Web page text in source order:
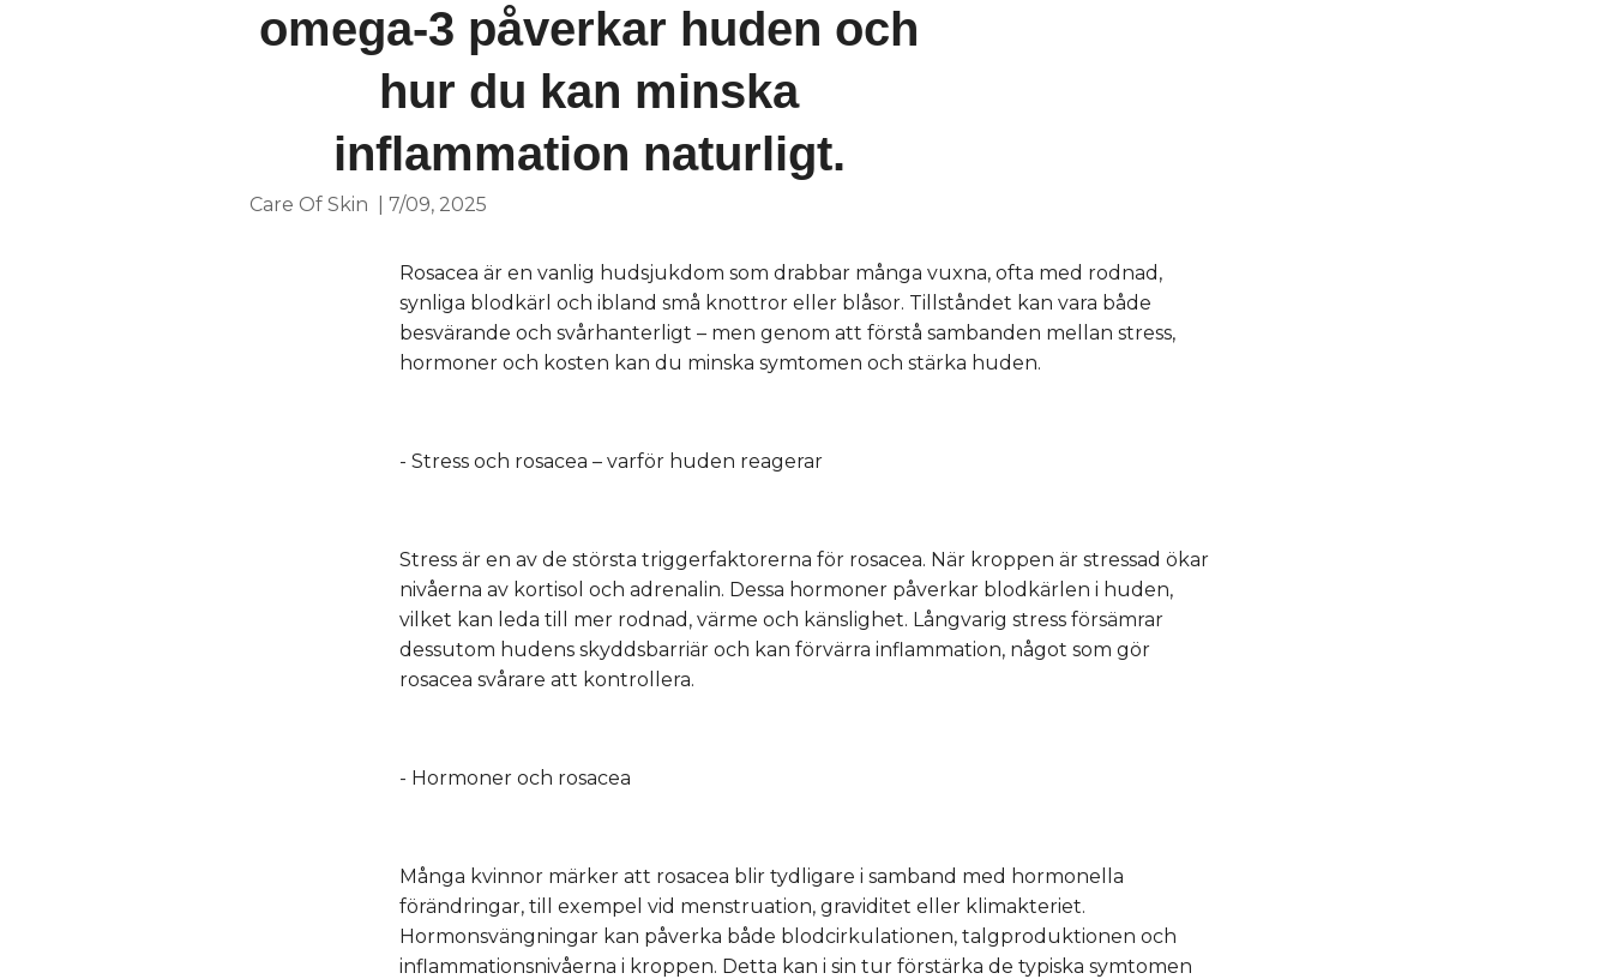
omega-3 påverkar huden och
hur du kan minska
inflammation naturligt.
Care Of Skin 7/09, 2025
Rosacea är en vanlig hudsjukdom som drabbar många vuxna, ofta med rodnad,
synliga blodkärl och ibland små knottror eller blåsor. Tillståndet kan vara både
besvärande och svårhanterligt – men genom att förstå sambanden mellan stress,
hormoner och kosten kan du minska symtomen och stärka huden.
- Stress och rosacea – varför huden reagerar
Stress är en av de största triggerfaktorerna för rosacea. När kroppen är stressad ökar
nivåerna av kortisol och adrenalin. Dessa hormoner påverkar blodkärlen i huden,
vilket kan leda till mer rodnad, värme och känslighet. Långvarig stress försämrar
dessutom hudens skyddsbarriär och kan förvärra inflammation, något som gör
rosacea svårare att kontrollera.
- Hormoner och rosacea
Många kvinnor märker att rosacea blir tydligare i samband med hormonella
förändringar, till exempel vid menstruation, graviditet eller klimakteriet.
Hormonsvängningar kan påverka både blodcirkulationen, talgproduktionen och
inflammationsnivåerna i kroppen. Detta kan i sin tur förstärka de typiska symtomen